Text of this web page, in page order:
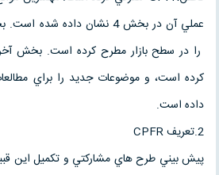
را در سطح بازار مطرح كرده است. بخش
كرده است، و موضوعات جديد را براي
داده است.
2.تعريف CPFR
پيش بيني طرح هاي مشاركتي و تكميل اين